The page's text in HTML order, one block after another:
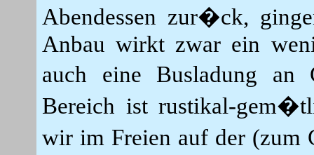
Abendessen zur�ck,
Anbau wirkt zwar ein
auch eine Busladung
Bereich ist rustikal-
wir im Freien auf der